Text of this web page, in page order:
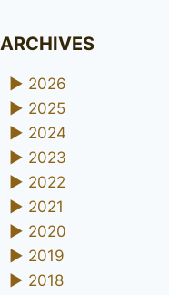
ARCHIVES
► 2026
► 2025
► 2024
► 2023
► 2022
► 2021
► 2020
► 2019
► 2018